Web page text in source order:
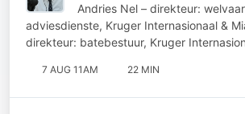
Andries Nel – direkteur:
adviesdienste, Kruger Internasionaal &
direkteur: batebestuur, Kruger
7 AUG 11AM 22 MIN